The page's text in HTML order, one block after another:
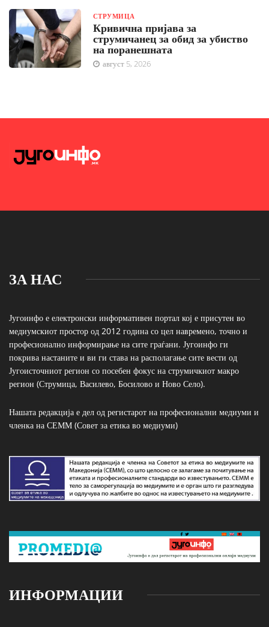
СТРУМИЦА
Кривична пријава за
струмичанец за обид за убиство
на поранешната
август 5, 2026
ЗА НАС
Југоинфо е електронски информативен портал кој е присутен во
медиумскиот простор од 2012 година со цел навремено, точно и
професионално информирање на сите граѓани. Југоинфо ги
покрива настаните и ви ги става на располагање сите вести од
Југоисточниот регион со посебен фокус на струмичкиот макро
регион (Струмица, Василево, Босилово и Ново Село).
Нашата редакција е дел од регистарот на професионални медиуми и
членка на СЕММ (Совет за етика во медиуми)
ИНФОРМАЦИИ